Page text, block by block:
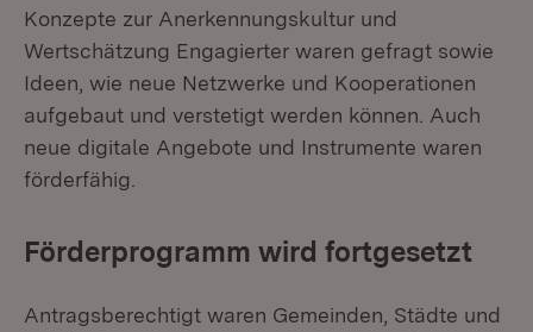
Konzepte zur Anerkennungskultur und
Wertschätzung Engagierter waren gefragt sowie
Ideen, wie neue Netzwerke und Kooperationen
aufgebaut und verstetigt werden können. Auch
neue digitale Angebote und Instrumente waren
förderfähig.
Förderprogramm wird fortgesetzt
Antragsberechtigt waren Gemeinden, Städte und